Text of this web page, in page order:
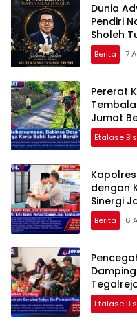
Dunia
Pendiri
Sholeh
Berita 7
Pererat
Jumat
Etalase
dengan
Sinergi
Berita 6
Etalase